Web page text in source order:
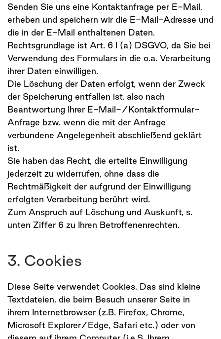
Senden Sie uns eine Kontaktanfrage per E-Mail,
erheben und speichern wir die E-Mail-Adresse und
die in der E-Mail enthaltenen Daten.
Rechtsgrundlage ist Art. 6 I (a) DSGVO, da Sie bei
Verwendung des Formulars in die o.a. Verarbeitung
ihrer Daten einwilligen.
Die Löschung der Daten erfolgt, wenn der Zweck
der Speicherung entfallen ist, also nach
Beantwortung Ihrer E-Mail-/Kontaktformular-
Anfrage bzw. wenn die mit der Anfrage
verbundene Angelegenheit abschließend geklärt
ist.
Sie haben das Recht, die erteilte Einwilligung
jederzeit zu widerrufen, ohne dass die
Rechtmäßigkeit der aufgrund der Einwilligung
erfolgten Verarbeitung berührt wird.
Zum Anspruch auf Löschung und Auskunft, s.
unten Ziffer 6 zu Ihren Betroffenenrechten.
3. Cookies
Diese Seite verwendet Cookies. Das sind kleine
Textdateien, die beim Besuch unserer Seite in
ihrem Internetbrowser (z.B. Firefox, Chrome,
Microsoft Explorer/Edge, Safari etc.) oder von